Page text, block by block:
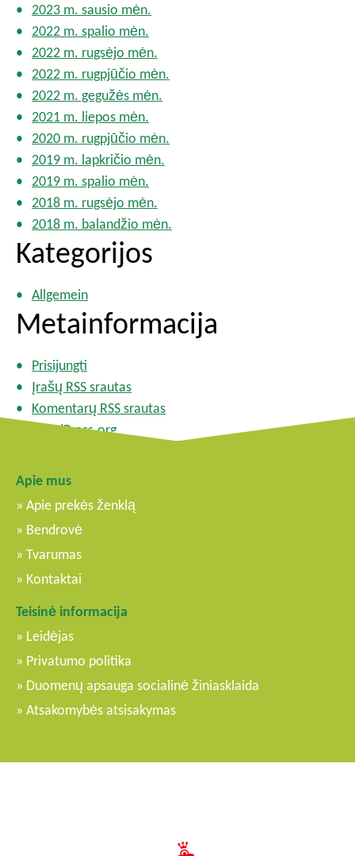
2023 m. sausio mėn.
2022 m. spalio mėn.
2022 m. rugsėjo mėn.
2022 m. rugpjūčio mėn.
2022 m. gegužės mėn.
2021 m. liepos mėn.
2020 m. rugpjūčio mėn.
2019 m. lapkričio mėn.
2019 m. spalio mėn.
2018 m. rugsėjo mėn.
2018 m. balandžio mėn.
Kategorijos
Allgemein
Metainformacija
Prisijungti
Įrašų RSS srautas
Komentarų RSS srautas
WordPress.org
Apie mus
Apie prekės ženklą
Bendrovė
Tvarumas
Kontaktai
Teisinė informacija
Leidėjas
Privatumo politika
Duomenų apsauga socialinė žiniasklaida
Atsakomybės atsisakymas